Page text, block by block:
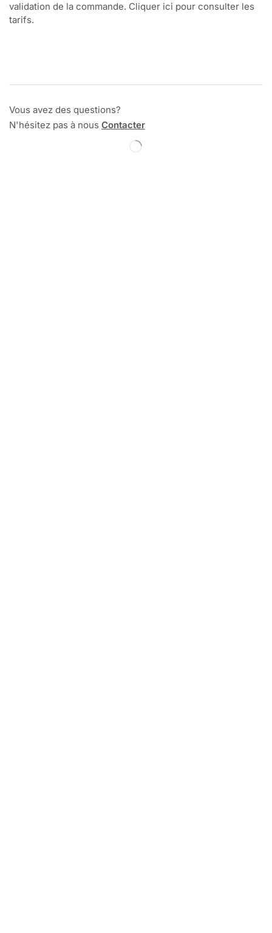
validation de la commande. Cliquer ici pour consulter les
tarifs.
Vous avez des questions?
N'hésitez pas à nous Contacter